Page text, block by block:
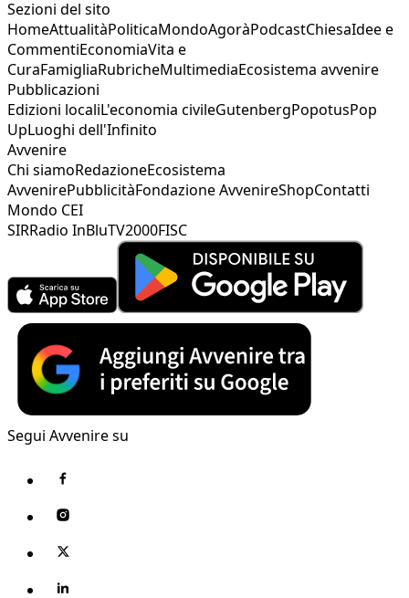
Sezioni del sito
HomeAttualitàPoliticaMondoAgoràPodcastChiesaIdee e
CommentiEconomiaVita e
CuraFamigliaRubricheMultimediaEcosistema avvenire
Pubblicazioni
Edizioni localiL'economia civileGutenbergPopotusPop
UpLuoghi dell'Infinito
Avvenire
Chi siamoRedazioneEcosistema
AvvenirePubblicitàFondazione AvvenireShopContatti
Mondo CEI
SIRRadio InBluTV2000FISC
Segui Avvenire su